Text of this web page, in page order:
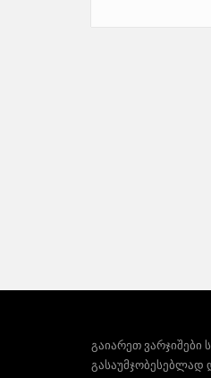
გაიარეთ ვარჯიშები
გასაუმჯობესებლად